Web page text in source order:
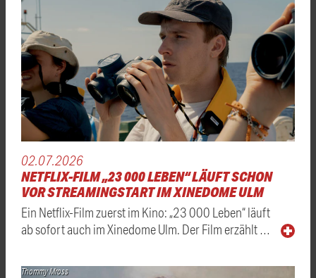
02.07.2026
NETFLIX-FILM „23 000 LEBEN“ LÄUFT SCHON
VOR STREAMINGSTART IM XINEDOME ULM
Ein Netflix-Film zuerst im Kino: „23 000 Leben“ läuft
ab sofort auch im Xinedome Ulm. Der Film erzählt …
Thommy Mross